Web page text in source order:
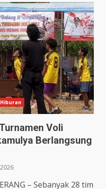
Voli
Berlangsung
– Sebanyak 28 tim